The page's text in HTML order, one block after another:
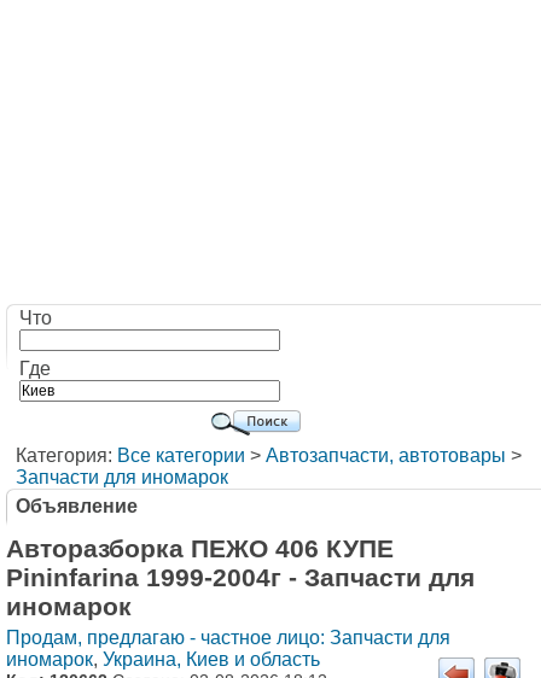
Что
Где
Категория: Все категории > Автозапчасти, автотовары >
Запчасти для иномарок
Объявление
Авторазборка ПЕЖО 406 КУПЕ
Pininfarina 1999-2004г - Запчасти для
иномарок
Продам, предлагаю - частное лицо: Запчасти для
иномарок, Украина, Киев и область